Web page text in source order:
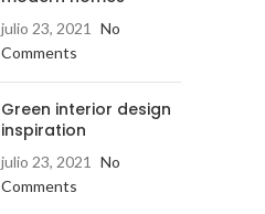
julio 23, 2021
No
Comments
Green interior design
inspiration
julio 23, 2021
No
Comments